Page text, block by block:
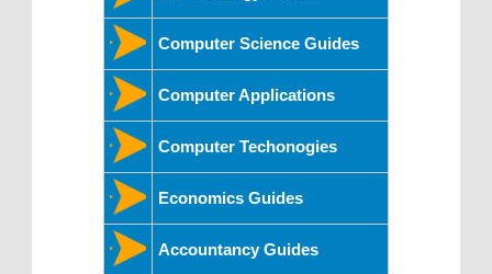
Computer Science Guides
Computer Applications
Computer Techonogies
Economics Guides
Accountancy Guides